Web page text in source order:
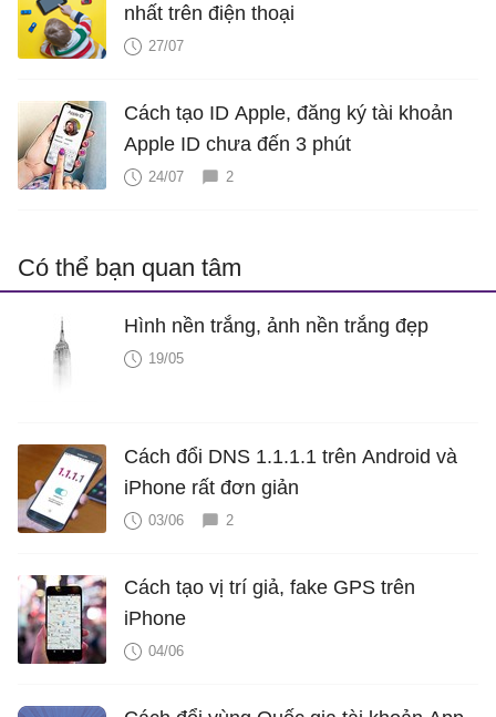
nhất trên điện thoại
27/07
Cách tạo ID Apple, đăng ký tài khoản
Apple ID chưa đến 3 phút
24/07 2
Có thể bạn quan tâm
Hình nền trắng, ảnh nền trắng đẹp
19/05
Cách đổi DNS 1.1.1.1 trên Android và
iPhone rất đơn giản
03/06 2
Cách tạo vị trí giả, fake GPS trên
iPhone
04/06